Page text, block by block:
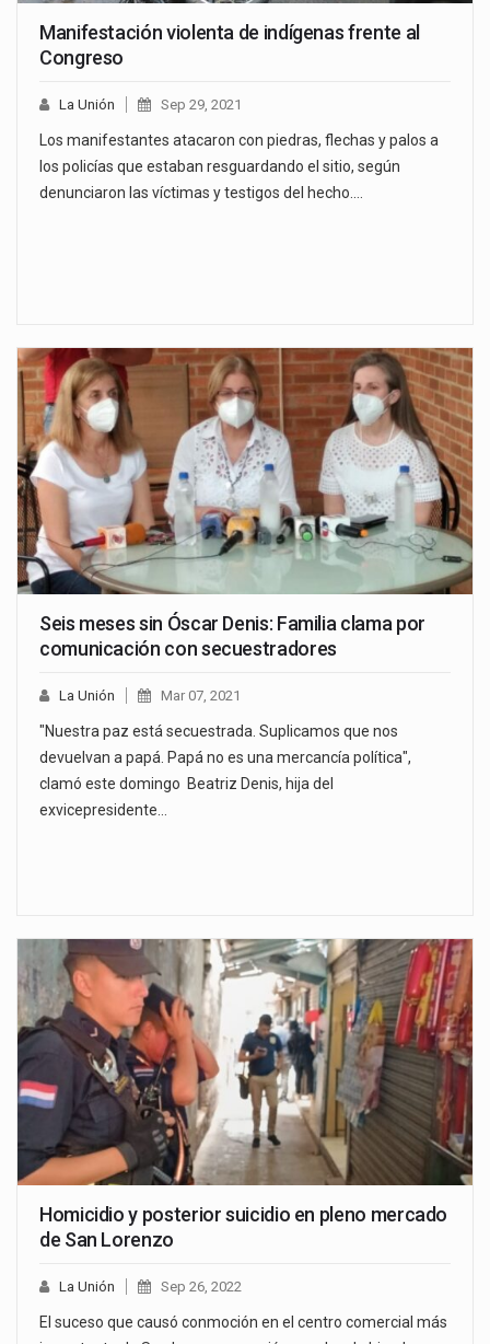
Manifestación violenta de indígenas frente al
Congreso
La Unión Sep 29, 2021
Los manifestantes atacaron con piedras, flechas y palos a
los policías que estaban resguardando el sitio, según
denunciaron las víctimas y testigos del hecho.…
Seis meses sin Óscar Denis: Familia clama por
comunicación con secuestradores
La Unión Mar 07, 2021
"Nuestra paz está secuestrada. Suplicamos que nos
devuelvan a papá. Papá no es una mercancía política",
clamó este domingo Beatriz Denis, hija del
exvicepresidente…
Homicidio y posterior suicidio en pleno mercado
de San Lorenzo
La Unión Sep 26, 2022
El suceso que causó conmoción en el centro comercial más